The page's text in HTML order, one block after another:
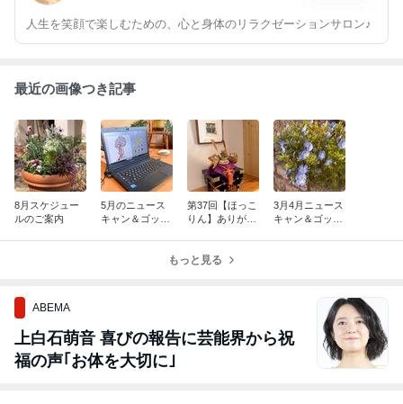
人生を笑顔で楽しむための、心と身体のリラクゼーションサロン♪
最近の画像つき記事
8月スケジュー
ルのご案内
5月のニュース
キャン＆ゴッド
第37回【ほっこ
りん】ありがと
3月4月ニュース
キャン＆ゴッド
もっと見る
ABEMA
上白石萌音 喜びの報告に芸能界から祝
福の声｢お体を大切に｣